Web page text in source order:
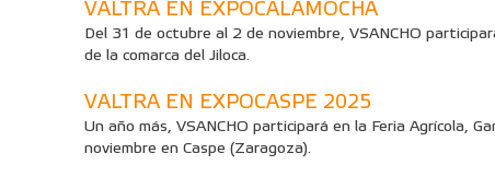
VALTRA EN EXPOCALAMOCHA
Del 31 de octubre al 2 de noviembre, VSANCHO
de la comarca del Jiloca.
VALTRA EN EXPOCASPE 2025
Un año más, VSANCHO participará en la Feria Agrícola,
noviembre en Caspe (Zaragoza).